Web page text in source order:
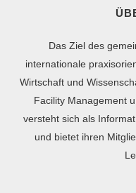
Das Ziel des
internationale
Wirtschaft und
Facility Management
versteht sich als
und bietet ihren